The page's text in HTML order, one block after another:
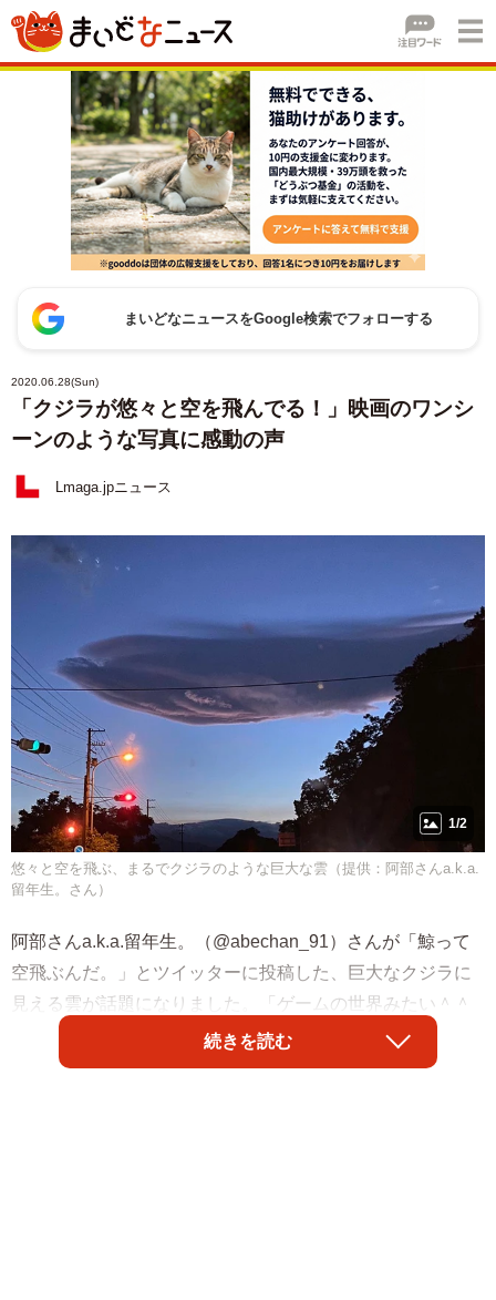
まいどなニュースをGoogle検索でフォローする
2020.06.28(Sun)
「クジラが悠々と空を飛んでる！」映画のワンシ
ーンのような写真に感動の声
Lmaga.jpニュース
1/2
悠々と空を飛ぶ、まるでクジラのような巨大な雲（提供：阿部さんa.k.a.
留年生。さん）
阿部さんa.k.a.留年生。（@abechan_91）さんが「鯨って
空飛ぶんだ。」とツイッターに投稿した、巨大なクジラに
見える雲が話題になりました。「ゲームの世界みたい＾＾
幻想的ですね♡」「ものすごく素敵」など、感動したとい
う感想が集まるなか、「小学校の教科書に載っていた『く
続きを読む